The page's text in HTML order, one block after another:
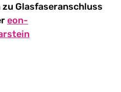
Glasfaseranschluss
eon-